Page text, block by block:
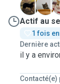
R
W
Actif au
1 fois
Dernière
il y a